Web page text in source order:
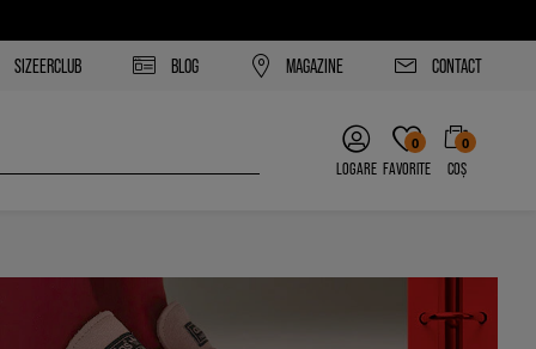
SIZEERCLUB BLOG MAGAZINE CONTACT
LOGARE
0
FAVORITE
0
COȘ